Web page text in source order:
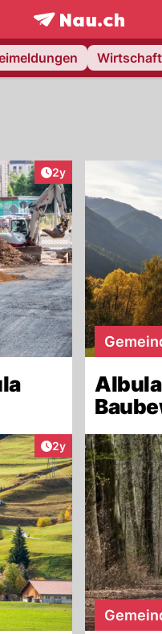
frontpage.NAU.ch
Wirtschaft
Artikel veröffentlicht:
2y
Artikel
2y